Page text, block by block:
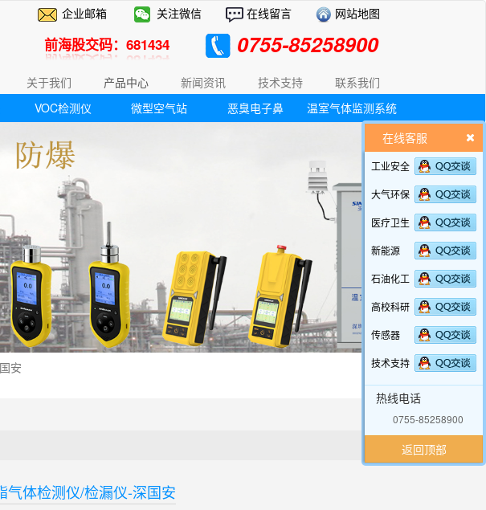
企业邮箱 关注微信 在线留言 网站地图
前海股交码：681434 0755-85258900
关于我们 产品中心 新闻资讯 技术支持
联系我们
VOC检测仪 微型空气站 恶臭电子鼻 温室气体监测系统
安
气体检测仪/检漏仪-深国安
在线客服
工业安全
大气环保
医疗卫生
新能源
石油化工
高校科研
传感器
技术支持
热线电话
0755-85258900
返回顶部